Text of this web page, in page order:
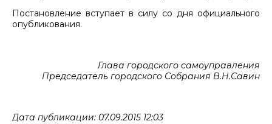
Постановление вступает в силу со дня официального
опубликования.
Глава городского самоуправления
Председатель городского Собрания В.Н.Савин
Дата публикации: 07.09.2015 12:03